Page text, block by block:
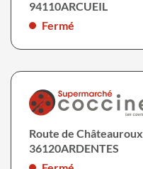
94110ARCUEIL
Fermé
Route de Châteauroux
36120ARDENTES